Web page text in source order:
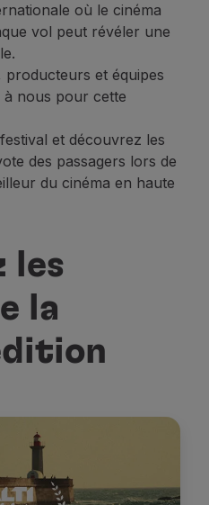
où le cinéma
vol peut révéler une
producteurs et équipes
à nous pour cette
et découvrez les
des passagers lors de
du cinéma en haute
les
la